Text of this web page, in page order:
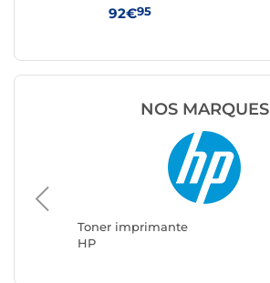
92€95
NOS MARQUES
Toner imprimante
HP